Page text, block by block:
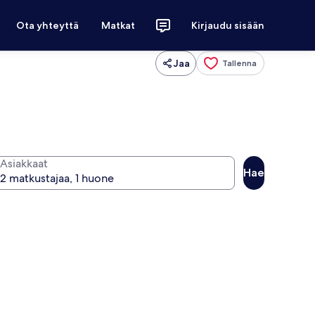
Ota yhteyttä Matkat Kirjaudu sisään
Jaa Tallenna
Asiakkaat
Hae